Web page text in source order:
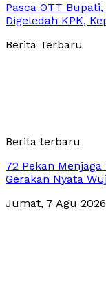
Pasca OTT
Digeledah KPK,
Berita Terbaru
Berita terbaru
72 Pekan
Gerakan Nyata
Jumat, 7 Agu 2026